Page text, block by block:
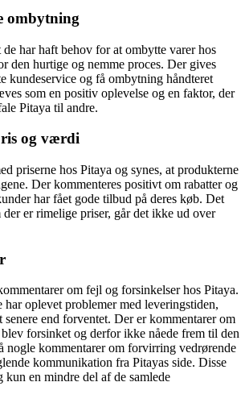
ombytning
har haft behov for at ombytte varer hos
den hurtige og nemme proces. Der gives
kundeservice og få ombytning håndteret
som en positiv oplevelse og en faktor, der
Pitaya til andre.
og værdi
priserne hos Pitaya og synes, at produkterne
Der kommenteres positivt om rabatter og
har fået gode tilbud på deres køb. Det
er rimelige priser, går det ikke ud over
om fejl og forsinkelser hos Pitaya.
oplevet problemer med leveringstiden,
end forventet. Der er kommentarer om
forsinket og derfor ikke nåede frem til den
nogle kommentarer om forvirring vedrørende
kommunikation fra Pitayas side. Disse
kun en mindre del af de samlede